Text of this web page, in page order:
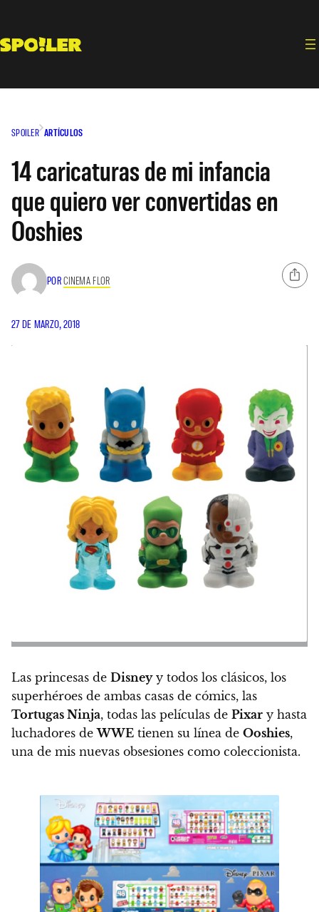
contenido
SPOILER ARTÍCULOS
14 caricaturas de mi infancia
que quiero ver convertidas en
Ooshies
PORCINEMA FLOR
27 DE MARZO, 2018
Las princesas de Disneyy todos los clásicos, los
superhéroes de ambas casas de cómics, las
Tortugas Ninja, todas las películas de Pixar y hasta
luchadores deWWE tienen su línea de Ooshies,
una de mis nuevas obsesiones como coleccionista.